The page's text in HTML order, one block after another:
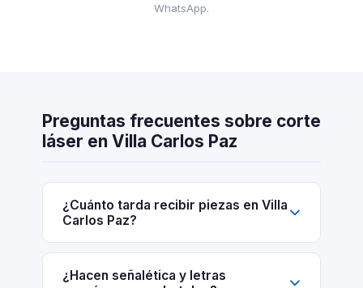
WhatsApp.
Preguntas frecuentes sobre corte
láser en Villa Carlos Paz
¿Cuánto tarda recibir piezas en Villa
Carlos Paz?
¿Hacen señalética y letras